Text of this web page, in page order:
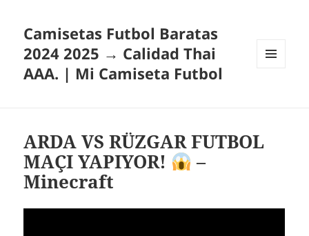
Camisetas Futbol Baratas
2024 2025 → Calidad Thai
AAA. | Mi Camiseta Futbol
ARDA VS RÜZGAR FUTBOL
MAÇI YAPIYOR!
–
Minecraft